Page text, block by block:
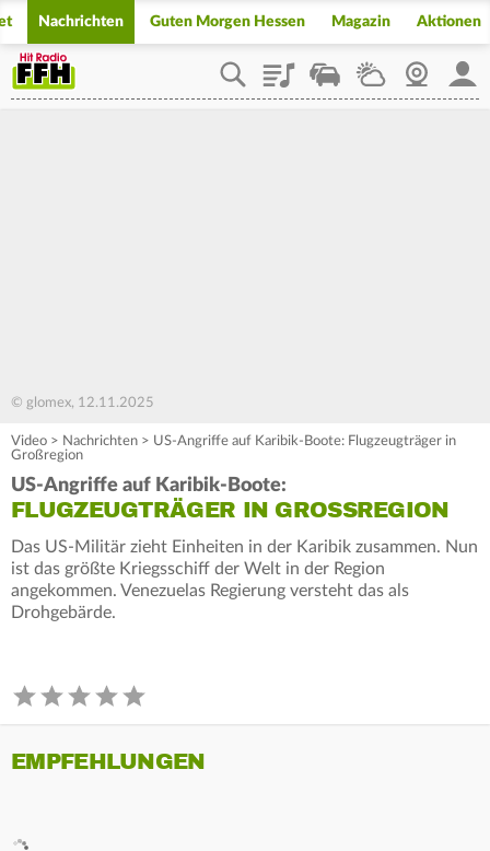
Nachrichten Guten Morgen Hessen Magazin Aktionen
PlaylistStaupilotWetterWebcam
© glomex, 12.11.2025
Video > Nachrichten > US-Angriffe auf Karibik-Boote: Flugzeugträger in
Großregion
US-Angriffe auf Karibik-Boote:
FLUGZEUGTRÄGER IN GROSSREGION
Das US-Militär zieht Einheiten in der Karibik zusammen. Nun
ist das größte Kriegsschiff der Welt in der Region
angekommen. Venezuelas Regierung versteht das als
Drohgebärde.
EMPFEHLUNGEN